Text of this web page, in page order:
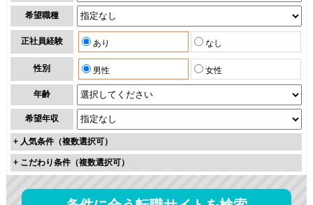
希望職種
正社員経験 あり なし
性別 男性 女性
年齢
希望年収
+ 人気条件（複数選択可）
+ こだわり条件（複数選択可）